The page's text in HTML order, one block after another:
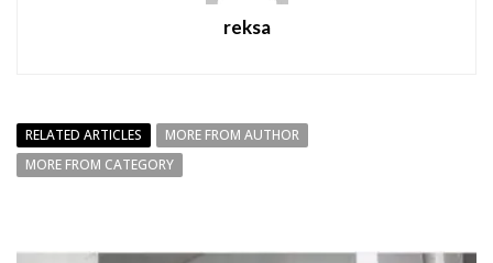
reksa
RELATED ARTICLES
MORE FROM AUTHOR
MORE FROM CATEGORY